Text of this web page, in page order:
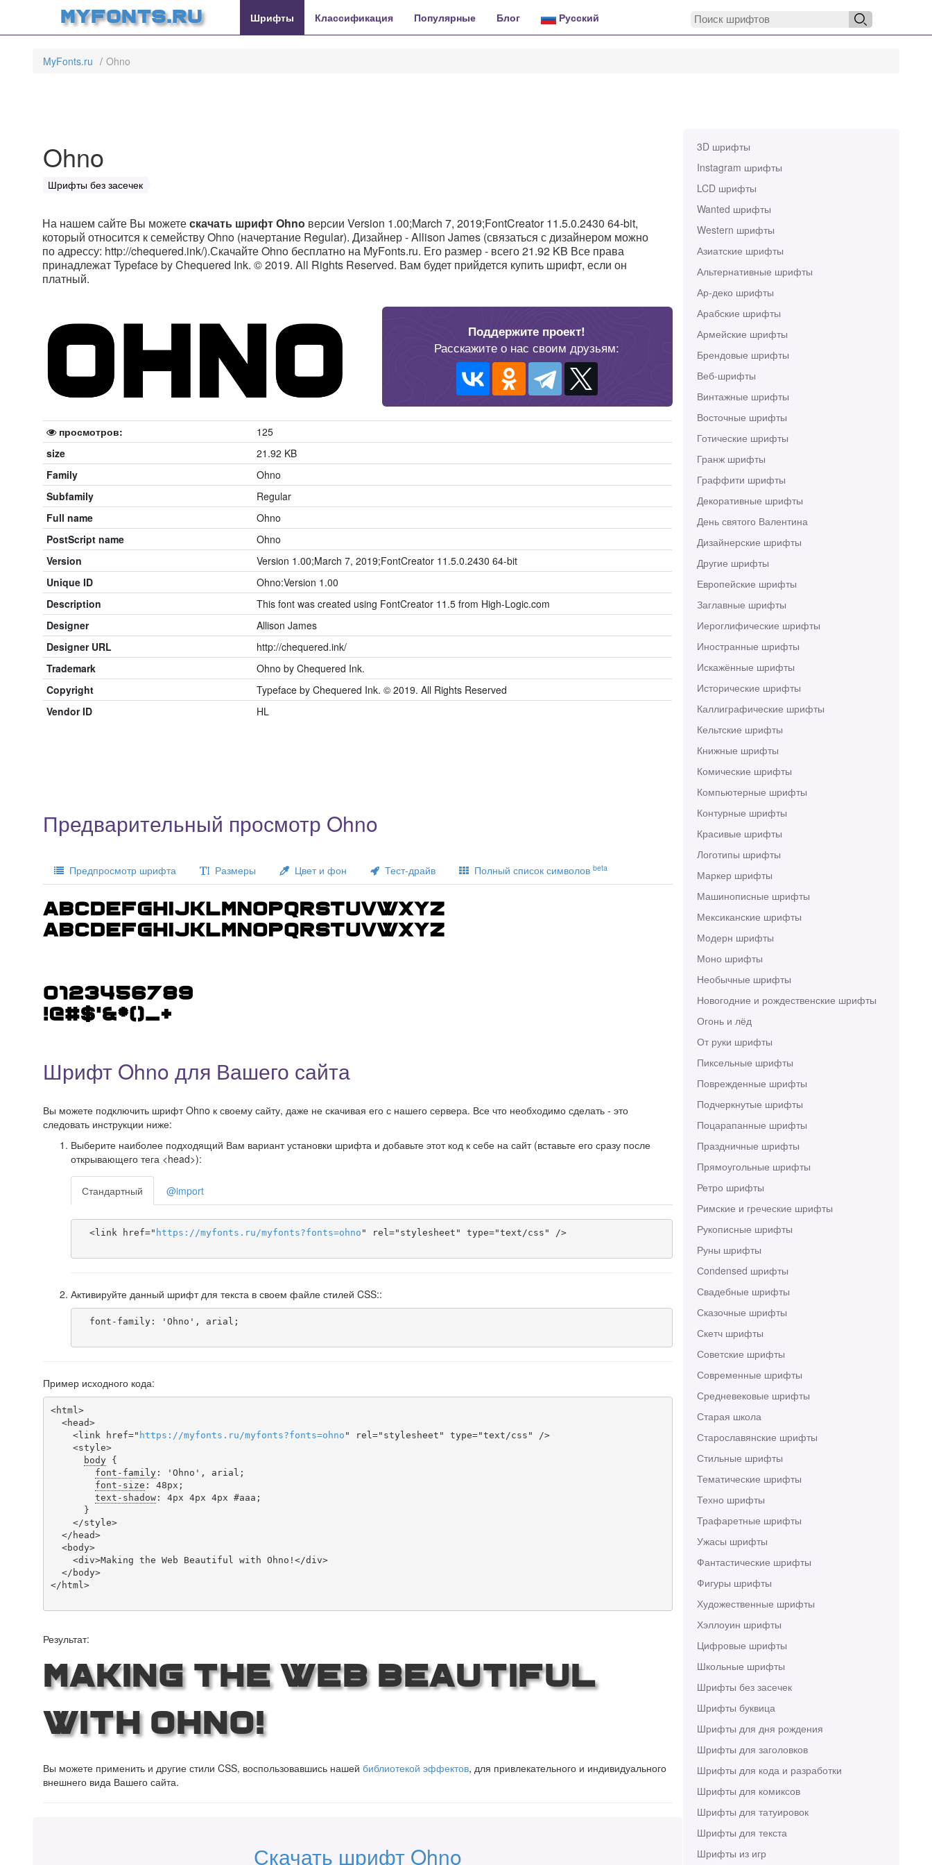
MyFonts.ru Шрифты Классификация Популярные Блог Русский
MyFonts.ru Ohno
3D шрифты
Instagram шрифты
LCD шрифты
Wanted шрифты
Western шрифты
Азиатские шрифты
Альтернативные шрифты
Ар-деко шрифты
Арабские шрифты
Армейские шрифты
Брендовые шрифты
Веб-шрифты
Винтажные шрифты
Восточные шрифты
Готические шрифты
Гранж шрифты
Граффити шрифты
Декоративные шрифты
День святого Валентина
Дизайнерские шрифты
Другие шрифты
Европейские шрифты
Заглавные шрифты
Иероглифические шрифты
Иностранные шрифты
Искажённые шрифты
Исторические шрифты
Каллиграфические шрифты
Кельтские шрифты
Книжные шрифты
Комические шрифты
Компьютерные шрифты
Контурные шрифты
Красивые шрифты
Логотипы шрифты
Маркер шрифты
Машинописные шрифты
Мексиканские шрифты
Модерн шрифты
Моно шрифты
Необычные шрифты
Новогодние и рождественские шрифты
Огонь и лёд
От руки шрифты
Пиксельные шрифты
Поврежденные шрифты
Подчеркнутые шрифты
Поцарапанные шрифты
Праздничные шрифты
Прямоугольные шрифты
Ретро шрифты
Римские и греческие шрифты
Рукописные шрифты
Руны шрифты
Сondensed шрифты
Свадебные шрифты
Сказочные шрифты
Скетч шрифты
Советские шрифты
Современные шрифты
Средневековые шрифты
Старая школа
Старославянские шрифты
Стильные шрифты
Тематические шрифты
Техно шрифты
Трафаретные шрифты
Ужасы шрифты
Фантастические шрифты
Фигуры шрифты
Художественные шрифты
Хэллоуин шрифты
Цифровые шрифты
Школьные шрифты
Шрифты без засечек
Шрифты буквица
Шрифты для дня рождения
Шрифты для заголовков
Шрифты для кода и разработки
Шрифты для комиксов
Шрифты для татуировок
Шрифты для текста
Шрифты из игр
Ohno
Шрифты без засечек
На нашем сайте Вы можетескачать шрифт Ohno версии Version 1.00;March 7, 2019;FontCreator 11.5.0.2430 64-bit,
который относится к семейству Ohno (начертание Regular). Дизайнер - Allison James (связаться с дизайнером можно
по адрессу: http://chequered.ink/).Скачайте Ohno бесплатно на MyFonts.ru. Его размер - всего 21.92 KB Все права
принадлежат Typeface by Chequered Ink. © 2019. All Rights Reserved. Вам будет прийдется купить шрифт, если он
платный.
Поддержите проект!
Расскажите о нас своим друзьям:
просмотров:
125
size
21.92 KB
Family
Ohno
Subfamily
Regular
Full name
Ohno
PostScript name
Ohno
Version
Version 1.00;March 7, 2019;FontCreator 11.5.0.2430 64-bit
Unique ID
Ohno:Version 1.00
Description
This font was created using FontCreator 11.5 from High-Logic.com
Designer
Allison James
Designer URL
http://chequered.ink/
Trademark
Ohno by Chequered Ink.
Copyright
Typeface by Chequered Ink. © 2019. All Rights Reserved
Vendor ID
HL
Предварительный просмотр Ohno
Предпросмотр шрифта Размеры Цвет и фон Тест-драйв Полный список символов beta
Шрифт Ohno для Вашего сайта
Вы можете подключить шрифт Ohno к своему сайту, даже не скачивая его с нашего сервера. Все что необходимо сделать - это
следовать инструкции ниже:
Выберите наиболее подходящий Вам вариант установки шрифта и добавьте этот код к себе на сайт (вставьте его сразу после
открывающего тега <head>):
Стандартный @import
  <link href="
https ://myfonts . ru /myfonts?fonts=ohno " rel="stylesheet" type="text/css" />
Активируйте данный шрифт для текста в своем файле стилей CSS::
Пример исходного кода:
<html>
    <link href="
https ://myfonts . ru /myfonts?fonts=ohno " rel="stylesheet" type="text/css" />
body {
font-family: 'Ohno', arial;
font-size : 48px;
text-shadow: 4px 4px 4px #aaa;
</html>
Результат:
Making the Web Beautiful
with Ohno!
Вы можете применить и другие стили CSS, воспользовавшись нашей библиотекой эффектов, для привлекательного и индивидуального
внешнего вида Вашего сайта.
Скачать шрифт Ohno